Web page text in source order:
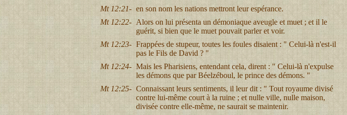
Mt 12:21- en son nom les nations mettront leur espérance.
Mt 12:22- Alors on lui présenta un démoniaque aveugle et muet ; et il le
guérit, si bien que le muet pouvait parler et voir.
Mt 12:23- Frappées de stupeur, toutes les foules disaient : " Celui-là n'est-il
pas le Fils de David ? "
Mt 12:24- Mais les Pharisiens, entendant cela, dirent : " Celui-là n'expulse
les démons que par Béelzéboul, le prince des démons. "
Mt 12:25- Connaissant leurs sentiments, il leur dit : " Tout royaume divisé
contre lui-même court à la ruine ; et nulle ville, nulle maison,
divisée contre elle-même, ne saurait se maintenir.